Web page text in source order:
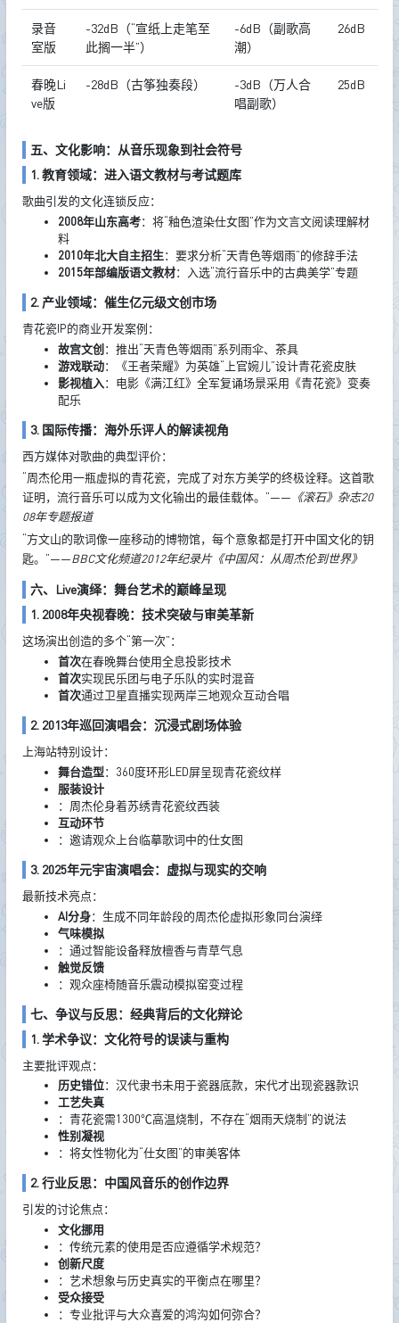
录音
室版
-32dB（“宣纸上走笔至
此搁一半”）
-6dB（副歌高
潮）
26dB
春晚Li
ve版
-28dB（古筝独奏段）
-3dB（万人合
唱副歌）
25dB
五、文化影响：从音乐现象到社会符号
1. 教育领域：进入语文教材与考试题库
歌曲引发的文化连锁反应：
2008年山东高考：将“釉色渲染仕女图”作为文言文阅读理解材
料
2010年北大自主招生：要求分析“天青色等烟雨”的修辞手法
2015年部编版语文教材：入选“流行音乐中的古典美学”专题
2. 产业领域：催生亿元级文创市场
青花瓷IP的商业开发案例：
故宫文创：推出“天青色等烟雨”系列雨伞、茶具
游戏联动：《王者荣耀》为英雄“上官婉儿”设计青花瓷皮肤
影视植入：电影《满江红》全军复诵场景采用《青花瓷》变奏
配乐
3. 国际传播：海外乐评人的解读视角
西方媒体对歌曲的典型评价：
“周杰伦用一瓶虚拟的青花瓷，完成了对东方美学的终极诠释。这首歌
证明，流行音乐可以成为文化输出的最佳载体。”—— 《滚石》杂志20
08年专题报道
“方文山的歌词像一座移动的博物馆，每个意象都是打开中国文化的钥
匙。”——BBC文化频道2012年纪录片《中国风：从周杰伦到世界》
六、Live演绎：舞台艺术的巅峰呈现
1. 2008年央视春晚：技术突破与审美革新
这场演出创造的多个“第一次”：
首次在春晚舞台使用全息投影技术
首次实现民乐团与电子乐队的实时混音
首次通过卫星直播实现两岸三地观众互动合唱
2. 2013年巡回演唱会：沉浸式剧场体验
上海站特别设计：
舞台造型：360度环形LED屏呈现青花瓷纹样
服装设计
：周杰伦身着苏绣青花瓷纹西装
互动环节
：邀请观众上台临摹歌词中的仕女图
3. 2025年元宇宙演唱会：虚拟与现实的交响
最新技术亮点：
AI分身：生成不同年龄段的周杰伦虚拟形象同台演绎
气味模拟
：通过智能设备释放檀香与青草气息
触觉反馈
：观众座椅随音乐震动模拟窑变过程
七、争议与反思：经典背后的文化辩论
1. 学术争议：文化符号的误读与重构
主要批评观点：
历史错位：汉代隶书未用于瓷器底款，宋代才出现瓷器款识
工艺失真
：青花瓷需1300℃高温烧制，不存在“烟雨天烧制”的说法
性别凝视
：将女性物化为“仕女图”的审美客体
2. 行业反思：中国风音乐的创作边界
引发的讨论焦点：
文化挪用
：传统元素的使用是否应遵循学术规范？
创新尺度
：艺术想象与历史真实的平衡点在哪里？
受众接受
：专业批评与大众喜爱的鸿沟如何弥合？